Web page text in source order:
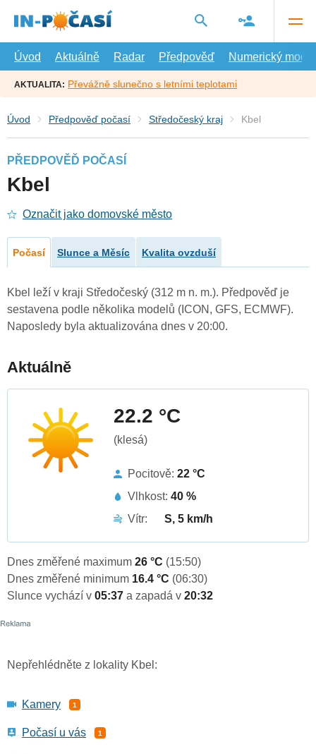
hlavní
Úvod
Aktuálně Radar Předpověď Numerický model
AKTUALITA: Převážně slunečno s letními teplotami
Úvod Předpověď počasí Středočeský kraj Kbel
PŘEDPOVĚĎ POČASÍ
Kbel
Označit jako domovské město
Počasí Slunce a Měsíc Kvalita ovzduší
Kbel leží v kraji Středočeský (312 m n. m.). Předpověď je
sestavena podle několika modelů (ICON, GFS, ECMWF).
Naposledy byla aktualizována dnes v 20:00.
Aktuálně
22.2 °C
(klesá)
Pocitově: 22 °C
Vlhkost: 40 %
Vítr:
S, 5 km/h
Dnes změřené maximum 26 °C (15:50)
Dnes změřené minimum 16.4 °C (06:30)
Slunce vychází v 05:37 a zapadá v 20:32
Nepřehlédněte z lokality Kbel:
Kamery 1
Počasí u vás 1